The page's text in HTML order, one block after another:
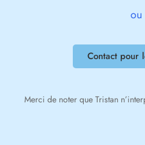
ou
Contact pour
Merci de noter que Tristan